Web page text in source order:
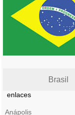
Brasil
enlaces
Anápolis